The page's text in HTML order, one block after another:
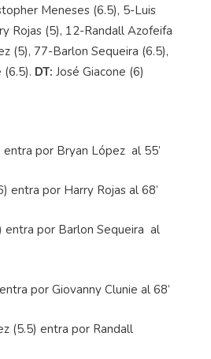
Meneses (6.5), 5-Luis
Rojas (5), 12-Randall Azofeifa
(5), 77-Barlon Sequeira (6.5),
(6.5). DT: José Giacone (6)
por Bryan López al 55’
entra por Harry Rojas al 68’
entra por Barlon Sequeira al
por Giovanny Clunie al 68’
(5.5) entra por Randall